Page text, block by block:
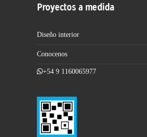
Proyectos a medida
Diseño interior
Conocenos
+54 9 1160065977